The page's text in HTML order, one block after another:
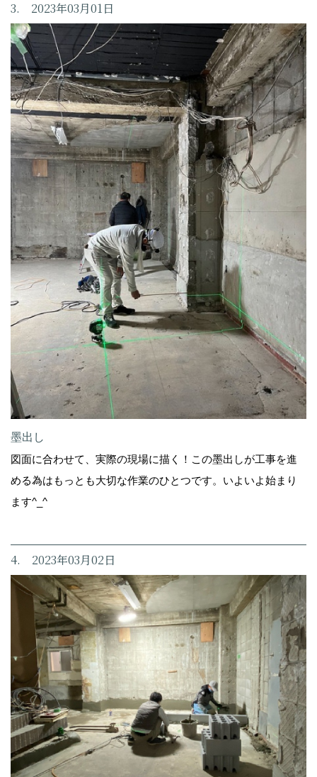
3. 2023年03月01日
墨出し
図面に合わせて、実際の現場に描く！この墨出しが工事を進
める為はもっとも大切な作業のひとつです。いよいよ始まり
ます^_^
4. 2023年03月02日